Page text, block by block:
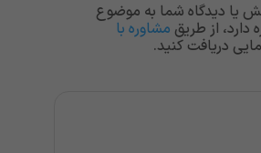
یا دیدگاه شما به موضوع
از طریق مشاوره با
دریافت کنید.